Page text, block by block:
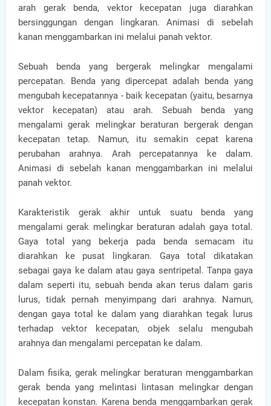
arah gerak benda, vektor kecepatan juga diarahkan
bersinggungan dengan lingkaran. Animasi di sebelah
kanan menggambarkan ini melalui panah vektor.
Sebuah benda yang bergerak melingkar mengalami
percepatan. Benda yang dipercepat adalah benda yang
mengubah kecepatannya - baik kecepatan (yaitu, besarnya
vektor kecepatan) atau arah. Sebuah benda yang
mengalami gerak melingkar beraturan bergerak dengan
kecepatan tetap. Namun, itu semakin cepat karena
perubahan arahnya. Arah percepatannya ke dalam.
Animasi di sebelah kanan menggambarkan ini melalui
panah vektor.
Karakteristik gerak akhir untuk suatu benda yang
mengalami gerak melingkar beraturan adalah gaya total.
Gaya total yang bekerja pada benda semacam itu
diarahkan ke pusat lingkaran. Gaya total dikatakan
sebagai gaya ke dalam atau gaya sentripetal. Tanpa gaya
dalam seperti itu, sebuah benda akan terus dalam garis
lurus, tidak pernah menyimpang dari arahnya. Namun,
dengan gaya total ke dalam yang diarahkan tegak lurus
terhadap vektor kecepatan, objek selalu mengubah
arahnya dan mengalami percepatan ke dalam.
Dalam fisika, gerak melingkar beraturan menggambarkan
gerak benda yang melintasi lintasan melingkar dengan
kecepatan konstan. Karena benda menggambarkan gerak